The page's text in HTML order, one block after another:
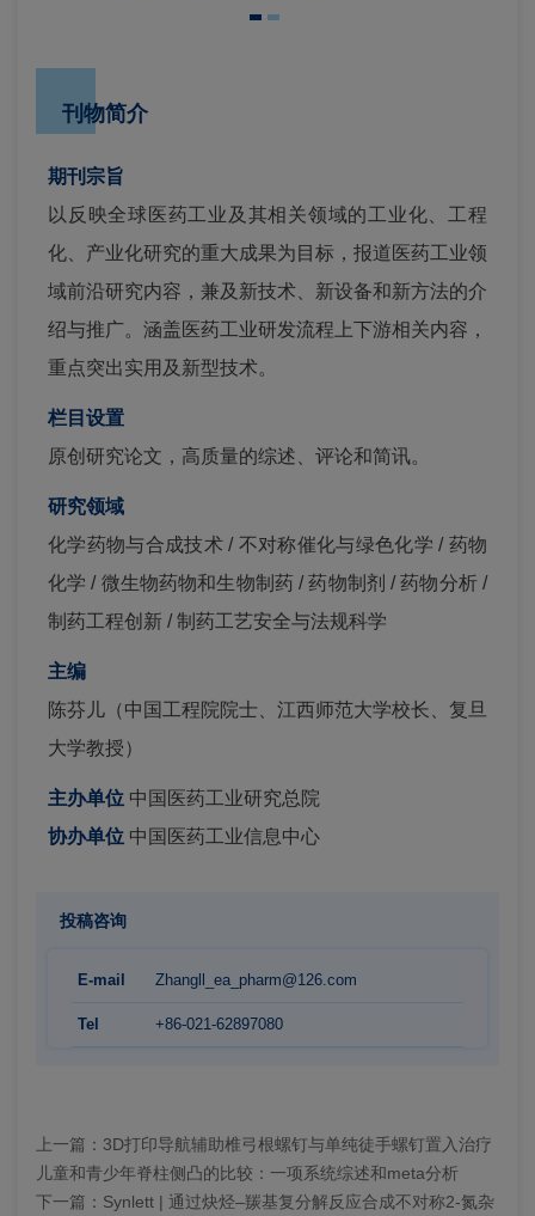
刊物简介
期刊宗旨
以反映全球医药工业及其相关领域的工业化、工程
化、产业化研究的重大成果为目标，报道医药工业领
域前沿研究内容，兼及新技术、新设备和新方法的介
绍与推广。涵盖医药工业研发流程上下游相关内容，
重点突出实用及新型技术。
栏目设置
原创研究论文，高质量的综述、评论和简讯。
研究领域
化学药物与合成技术 / 不对称催化与绿色化学 / 药物
化学 / 微生物药物和生物制药 / 药物制剂 / 药物分析 /
制药工程创新 / 制药工艺安全与法规科学
主编
陈芬儿（中国工程院院士、江西师范大学校长、复旦
大学教授）
主办单位 中国医药工业研究总院
协办单位 中国医药工业信息中心
投稿咨询
E-mail Zhangll_ea_pharm@126.com
Tel +86-021-62897080
上一篇： 3D打印导航辅助椎弓根螺钉与单纯徒手螺钉置入治疗
儿童和青少年脊柱侧凸的比较：一项系统综述和meta分析
下一篇： Synlett | 通过炔烃–羰基复分解反应合成不对称2-氮杂